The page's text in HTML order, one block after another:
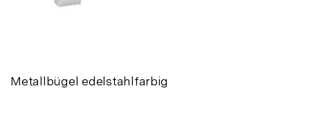
Metallbügel edelstahlfarbig